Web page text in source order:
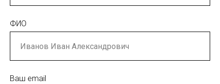
ФИО
Ваш email